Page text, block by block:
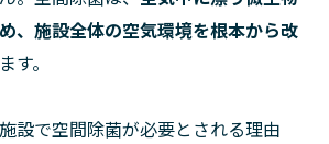
、施設全体の空気環境を根本から改
す。
設で空間除菌が必要とされる理由